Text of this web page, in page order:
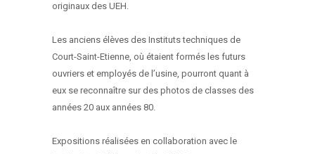
originaux des UEH.
Les anciens élèves des Instituts techniques de
Court-Saint-Etienne, où étaient formés les futurs
ouvriers et employés de l’usine, pourront quant à
eux se reconnaître sur des photos de classes des
années 20 aux années 80.
Expositions réalisées en collaboration avec le